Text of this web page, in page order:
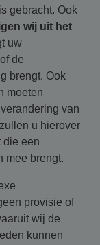
gebracht. Ook
wij uit het
uw
de
brengt. Ook
moeten
van
u hierover
die een
mee brengt.
provisie of
wij de
kunnen